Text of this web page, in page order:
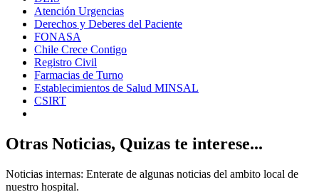
Atención Urgencias
Derechos y Deberes del Paciente
FONASA
Chile Crece Contigo
Registro Civil
Farmacias de Turno
Establecimientos de Salud MINSAL
CSIRT
Otras Noticias, Quizas te interese...
Noticias internas: Enterate de algunas noticias del ambito local de
nuestro hospital.